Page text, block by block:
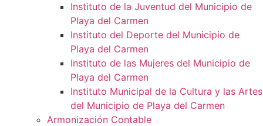
Instituto de la Juventud del Municipio de
Playa del Carmen
Instituto del Deporte del Municipio de
Playa del Carmen
Instituto de las Mujeres del Municipio de
Playa del Carmen
Instituto Municipal de la Cultura y las Artes
del Municipio de Playa del Carmen
Armonización Contable